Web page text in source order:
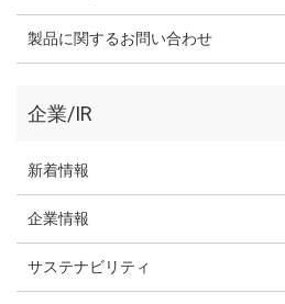
製品に関するお問い合わせ
企業/IR
新着情報
企業情報
サステナビリティ